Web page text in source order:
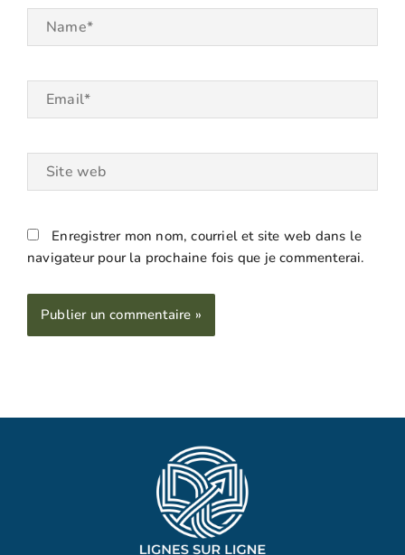
Name*
Email*
Site
Enregistrer mon nom, courriel et site web dans le
navigateur pour la prochaine fois que je commenterai.